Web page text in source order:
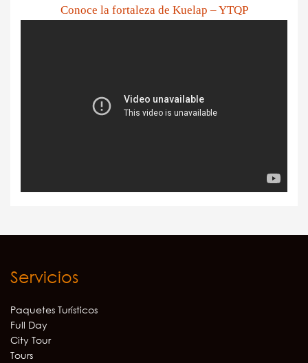
Conoce la fortaleza de Kuelap – YTQP
Servicios
Paquetes Turísticos
Full Day
City Tour
Tours